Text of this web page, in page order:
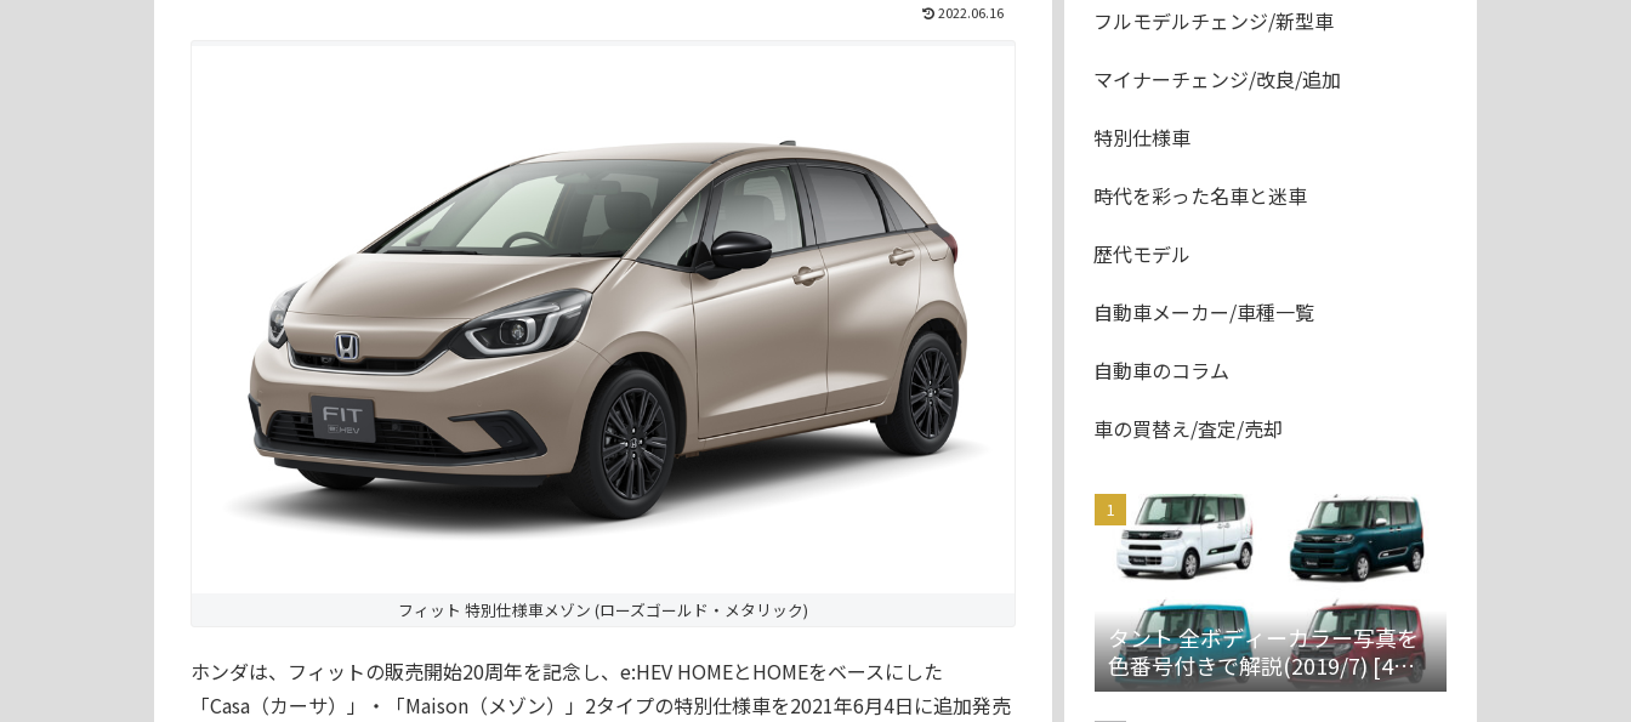
2022.06.16
フィット 特別仕様車メゾン (ローズゴールド・メタリック)
ホンダは、フィットの販売開始20周年を記念し、e:HEV HOMEとHOMEをベースにした
「Casa（カーサ）」・「Maison（メゾン）」2タイプの特別仕様車を2021年6月4日に追加発売
フルモデルチェンジ/新型車
マイナーチェンジ/改良/追加
特別仕様車
時代を彩った名車と迷車
歴代モデル
自動車メーカー/車種一覧
自動車のコラム
車の買替え/査定/売却
タント 全ボディーカラー写真を
色番号付きで解説(2019/7) [4代
目 LA650S/660S]